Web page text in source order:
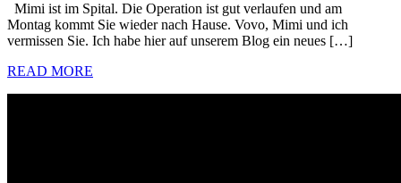
Mimi
Mimi ist im Spital. Die Operation ist gut verlaufen und am
Montag kommt Sie wieder nach Hause. Vovo, Mimi und ich
vermissen Sie. Ich habe hier auf unserem Blog ein neues […]
READ MORE